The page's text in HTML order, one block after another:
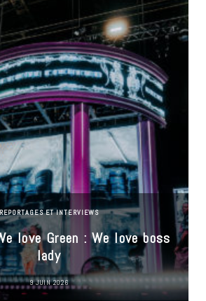
REPORTAGES ET INTERVIEWS
love Green : We love boss
lady
9 JUIN 2026